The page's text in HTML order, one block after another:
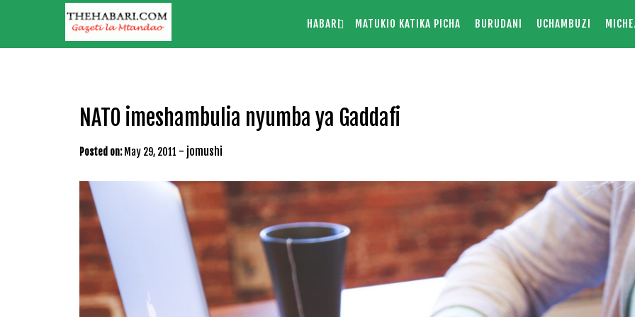
HABARI MATUKIO KATIKA PICHA BURUDANI UCHAMBUZI
NATO imeshambulia nyumba ya Gaddafi
Posted on: May 29, 2011 - jomushi